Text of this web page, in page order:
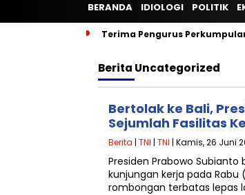
BERANDA IDIOLOGI POLITIK
Terima Pengurus
Berita Uncategorized
Bertolak ke Bali,
Sejumlah Fasilitas
Berita | TNI | TNI | Kamis, 26 Juni
Presiden Prabowo
kunjungan kerja pada
rombongan terbatas lepas